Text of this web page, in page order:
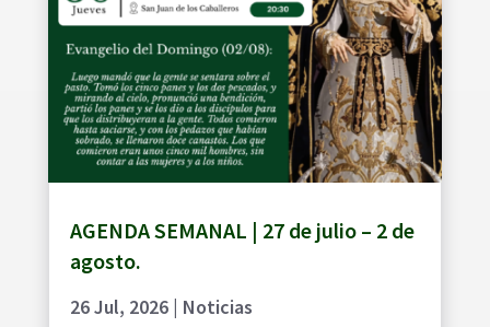
AGENDA SEMANAL | 27 de julio – 2 de
agosto.
26 Jul, 2026| Noticias